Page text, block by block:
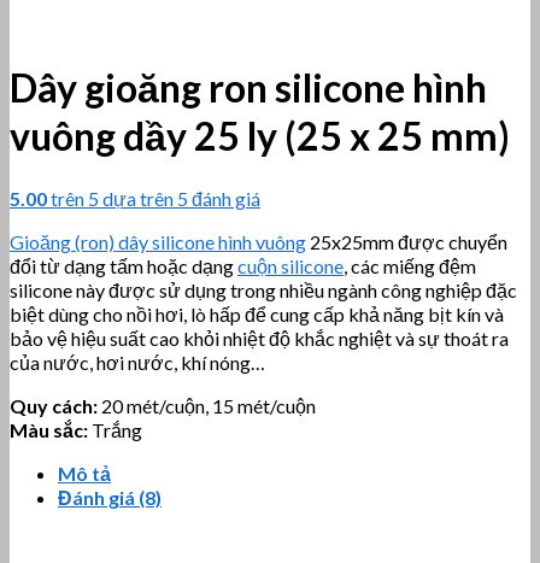
Dây gioăng ron silicone hình
vuông dầy 25 ly (25 x 25 mm)
5.00trên 5 dựa trên 5đánh giá
Gioăng (ron) dây silicone hình vuông 25x25mm được chuyển
đổi từ dạng tấm hoặc dạngcuộn silicone, các miếng đệm
silicone này được sử dụng trong nhiều ngành công nghiệp đặc
biệt dùng cho nồi hơi, lò hấp để cung cấp khả năng bịt kín và
bảo vệ hiệu suất cao khỏi nhiệt độ khắc nghiệt và sự thoát ra
của nước, hơi nước, khí nóng…
Quy cách: 20 mét/cuộn, 15 mét/cuộn
Màu sắc: Trắng
Mô tả
Đánh giá (8)